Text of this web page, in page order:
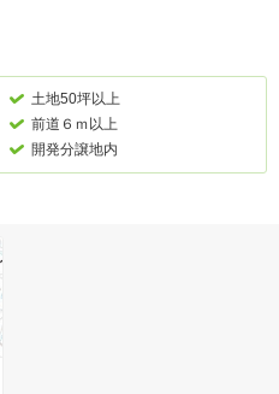
土地50坪以上
前道６ｍ以上
開発分譲地内